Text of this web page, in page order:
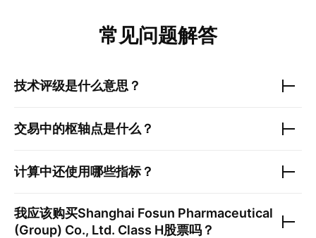
常见问题解答
技术评级是什么意思？
交易中的枢轴点是什么？
计算中还使用哪些指标？
我应该购买Shanghai Fosun Pharmaceutical
(Group) Co., Ltd. Class H股票吗？